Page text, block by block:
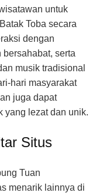
untuk
Toba secara
dengan
serta
musik tradisional
hari masyarakat
juga dapat
yang lezat dan unik.
Situs
Tuan
menarik lainnya di